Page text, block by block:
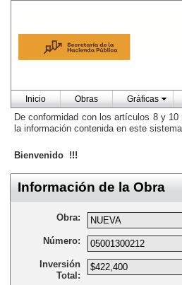
Inicio Obras Gráficas
De conformidad con los artículos 8 y
la información contenida en este
Bienvenido !!!
Información de la Obra
Obra:
Número:
Inversión
Total: